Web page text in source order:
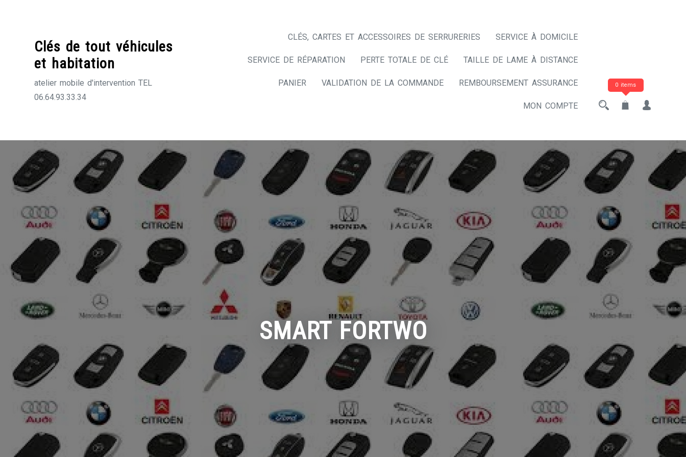
Clés de tout véhicules
et habitation
atelier mobile d'intervention TEL
06.64.93.33.34
CLÉS, CARTES ET ACCESSOIRES DE SERRURERIES SERVICE À DOMICILE
SERVICE DE RÉPARATION PERTE TOTALE DE CLÉ TAILLE DE LAME À DISTANCE
PANIER VALIDATION DE LA COMMANDE REMBOURSEMENT ASSURANCE
MON COMPTE
0 items
SMART FORTWO